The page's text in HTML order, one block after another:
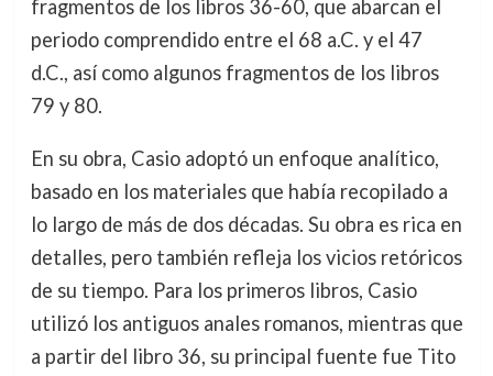
fragmentos de los libros 36-60, que abarcan el
periodo comprendido entre el 68 a.C. y el 47
d.C., así como algunos fragmentos de los libros
79 y 80.
En su obra, Casio adoptó un enfoque analítico,
basado en los materiales que había recopilado a
lo largo de más de dos décadas. Su obra es rica en
detalles, pero también refleja los vicios retóricos
de su tiempo. Para los primeros libros, Casio
utilizó los antiguos anales romanos, mientras que
a partir del libro 36, su principal fuente fue Tito